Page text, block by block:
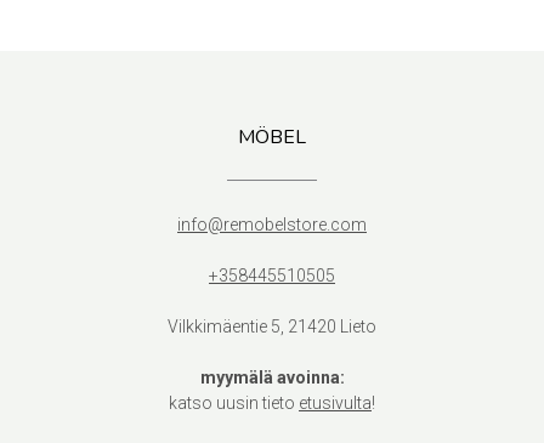
MÖBEL
info@remobelstore.com
+358445510505
Vilkkimäentie 5, 21420 Lieto
myymälä avoinna:
katso uusin tieto etusivulta!